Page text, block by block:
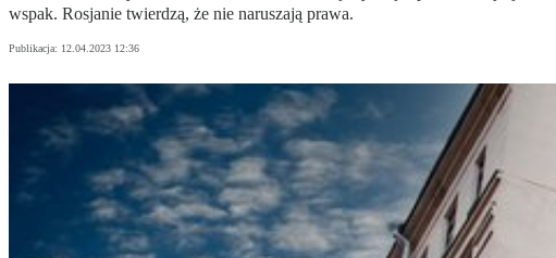
wspak. Rosjanie twierdzą, że nie naruszają prawa.
Publikacja: 12.04.2023 12:36